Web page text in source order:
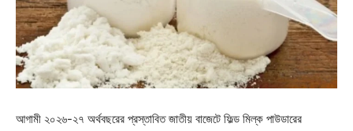
আগামী ২০২৬-২৭ অর্থবছরের প্রস্তাবিত জাতীয় বাজেটে ফিল্ড মিল্ক পাউডারের